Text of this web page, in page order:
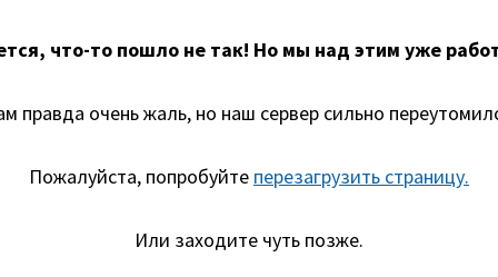
что-то пошло не так! Но мы над этим уже
правда очень жаль, но наш сервер сильно
Пожалуйста, попробуйте перезагрузить страницу.
Или заходите чуть позже.